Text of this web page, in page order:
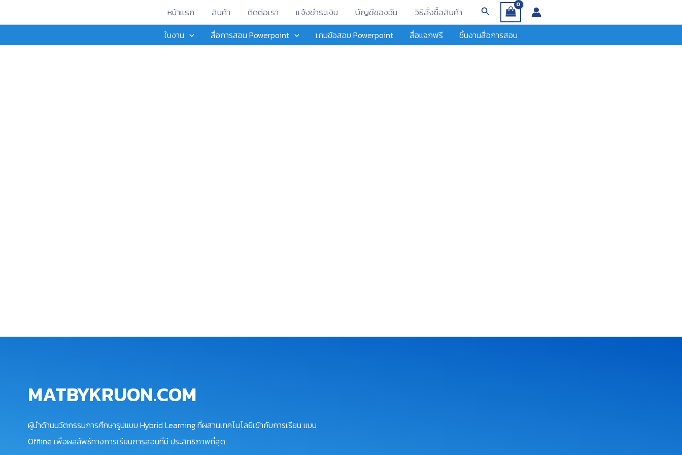
to
หน้าแรก สินค้า ติดต่อเรา แจ้งชำระเงิน บัญชีของฉัน วิธีสั่งซื้อสินค้า Search
ใบงาน สื่อการสอน Powerpoint เกมข้อสอบ Powerpoint สื่อแจกฟรี ชิ้นงานสื่อการสอน
MATBYKRUON.COM
ผู้นำด้านนวัตกรรมการศึกษารูปแบบ Hybrid Learning ที่ผสานเทคโนโลยีเข้ากับการเรียน แบบ
Offline เพื่อผลลัพธ์ทางการเรียนการสอนที่มี ประสิทธิภาพที่สุด